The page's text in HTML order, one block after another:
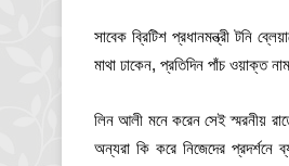
সাবেক ব্রিটিশ প্রধানমন্ত্রী টনি
মাথা ঢাকেন, প্রতিদিন পাঁচ ওয়াক্ত
লিন আলী মনে করেন সেই স্মরনীয়
অন্যরা কি করে নিজেদের